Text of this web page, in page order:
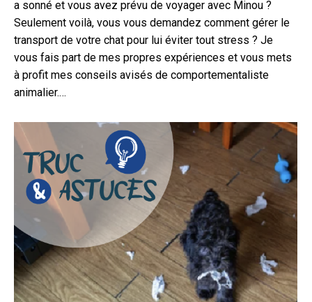
a sonné et vous avez prévu de voyager avec Minou ?
Seulement voilà, vous vous demandez comment gérer le
transport de votre chat pour lui éviter tout stress ? Je
vous fais part de mes propres expériences et vous mets
à profit mes conseils avisés de comportementaliste
animalier.…